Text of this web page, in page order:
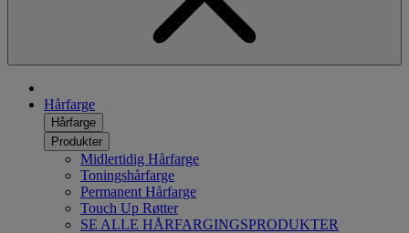
Hårfarge
Hårfarge
Produkter
Midlertidig Hårfarge
Toningshårfarge
Permanent Hårfarge
Touch Up Røtter
SE ALLE HÅRFARGINGSPRODUKTER